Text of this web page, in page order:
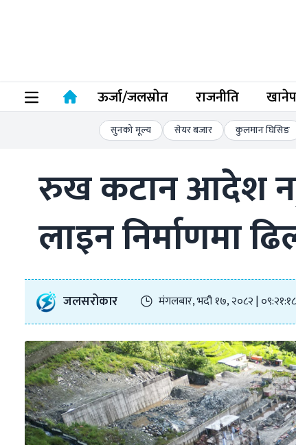
ऊर्जा/जलस्राेत राजनीति
सुनको मूल्य सेयर बजार कुलमान घिसिङ
रुख कटान आदेश
लाइन निर्माणमा
जलसरोकार मंगलबार, भदौ १७, २०८२ |